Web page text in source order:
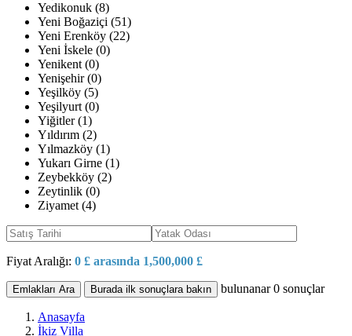
Yedikonuk (8)
Yeni Boğaziçi (51)
Yeni Erenköy (22)
Yeni İskele (0)
Yenikent (0)
Yenişehir (0)
Yeşilköy (5)
Yeşilyurt (0)
Yiğitler (1)
Yıldırım (2)
Yılmazköy (1)
Yukarı Girne (1)
Zeybekköy (2)
Zeytinlik (0)
Ziyamet (4)
Fiyat Aralığı: 0 £ arasında 1,500,000 £
Emlakları Ara Burada ilk sonuçlara bakın bulunanar0 sonuçlar
Anasayfa
İkiz Villa